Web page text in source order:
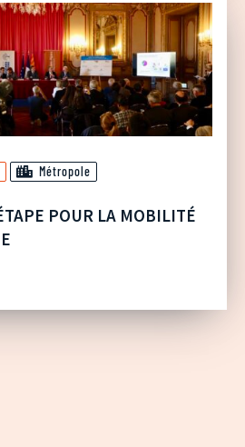
Métropole
POUR LA MOBILITÉ